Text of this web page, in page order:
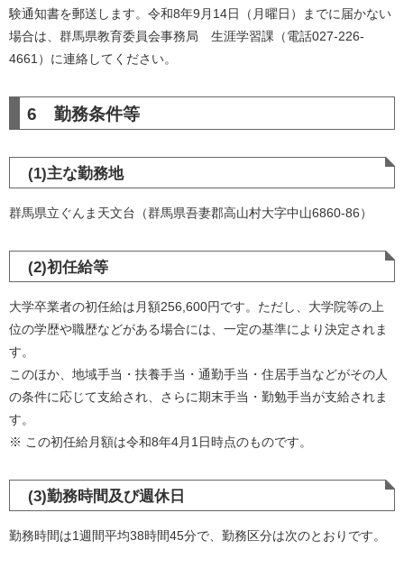
験通知書を郵送します。令和8年9月14日（月曜日）までに届かない
場合は、群馬県教育委員会事務局 生涯学習課（電話027-226-
4661）に連絡してください。
6 勤務条件等
(1)主な勤務地
群馬県立ぐんま天文台（群馬県吾妻郡高山村大字中山6860-86）
(2)初任給等
大学卒業者の初任給は月額256,600円です。ただし、大学院等の上
位の学歴や職歴などがある場合には、一定の基準により決定されま
す。
このほか、地域手当・扶養手当・通勤手当・住居手当などがその人
の条件に応じて支給され、さらに期末手当・勤勉手当が支給されま
す。
※ この初任給月額は令和8年4月1日時点のものです。​
(3)勤務時間及び週休日
勤務時間は1週間平均38時間45分で、勤務区分は次のとおりです。